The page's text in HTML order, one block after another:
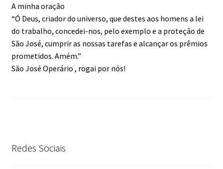
A minha oração
“Ó Deus, criador do universo, que destes aos homens a lei
do trabalho, concedei-nos, pelo exemplo e a proteção de
São José, cumprir as nossas tarefas e alcançar os prêmios
prometidos. Amém.”
São José Operário , rogai por nós!
Redes Sociais